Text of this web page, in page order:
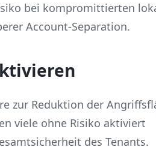
bei kompromittierten
Account‑Separation.
zur Reduktion der
viele ohne Risiko aktiviert
des Tenants.